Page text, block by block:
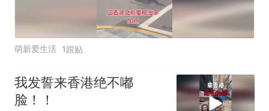
萌新爱生活 1跟贴
我发誓来香港绝不嘟
脸！！